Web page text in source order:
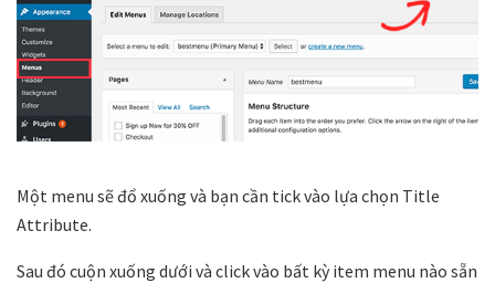
Một menu sẽ đổ xuống và bạn cần tick vào lựa chọn Title
Attribute.
Sau đó cuộn xuống dưới và click vào bất kỳ item menu nào sẵn